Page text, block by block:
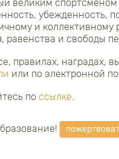
великим спортсменом
убежденность,
и
равенства и свободы
правилах, наградах,
или по электронной
по ссылке.